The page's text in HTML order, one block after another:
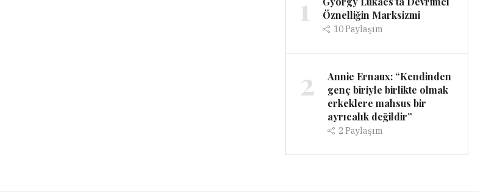
1
Öznelliğin Marksizmi
10Paylaşım
2
Annie Ernaux: “Kendinden
genç biriyle birlikte olmak
erkeklere mahsus bir
ayrıcalık değildir”
2Paylaşım